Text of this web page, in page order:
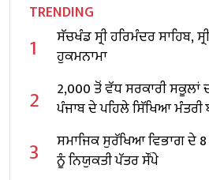
TRENDING
1
ਸੱਚਖੰਡ ਸ੍ਰੀ ਹਰਿਮੰਦਰ ਸਾਹਿਬ,
ਹੁਕਮਨਾਮਾ
2
2,000 ਤੋਂ ਵੱਧ ਸਰਕਾਰੀ ਸਕੂਲਾਂ
ਪੰਜਾਬ ਦੇ ਪਹਿਲੇ ਸਿੱਖਿਆ
3
ਸਮਾਜਿਕ ਸੁਰੱਖਿਆ ਵਿਭਾਗ ਦੇ
ਨੂੰ ਨਿਯੁਕਤੀ ਪੱਤਰ ਸੌਂਪੇ